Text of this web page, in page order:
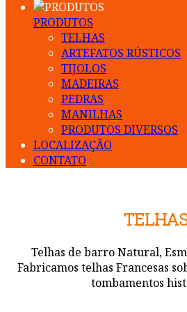
PRODUTOS
TELHAS
ARTEFATOS RÚSTICOS
TIJOLOS
MADEIRAS
PEDRAS
MANILHAS
PRODUTOS DIVERSOS
LOCALIZAÇÃO
CONTATO
Telhas de barro Natural,
Fabricamos telhas Francesas
tombamentos